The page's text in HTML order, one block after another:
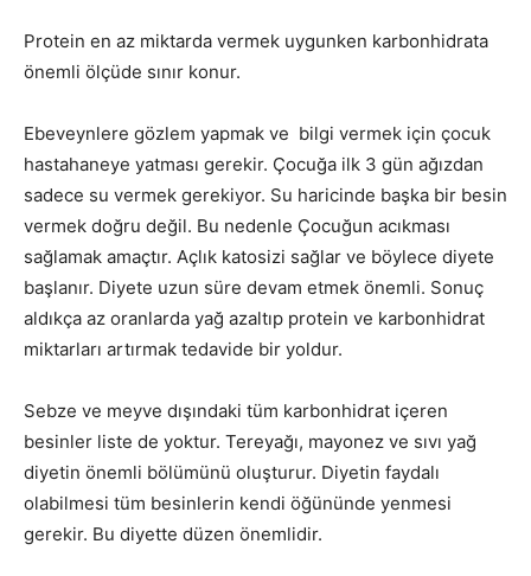
Protein en az miktarda vermek uygunken karbonhidrata
önemli ölçüde sınır konur.
Ebeveynlere gözlem yapmak ve bilgi vermek için çocuk
hastahaneye yatması gerekir. Çocuğa ilk 3 gün ağızdan
sadece su vermek gerekiyor. Su haricinde başka bir besin
vermek doğru değil. Bu nedenle Çocuğun acıkması
sağlamak amaçtır. Açlık katosizi sağlar ve böylece diyete
başlanır. Diyete uzun süre devam etmek önemli. Sonuç
aldıkça az oranlarda yağ azaltıp protein ve karbonhidrat
miktarları artırmak tedavide bir yoldur.
Sebze ve meyve dışındaki tüm karbonhidrat içeren
besinler liste de yoktur. Tereyağı, mayonez ve sıvı yağ
diyetin önemli bölümünü oluşturur. Diyetin faydalı
olabilmesi tüm besinlerin kendi öğününde yenmesi
gerekir. Bu diyette düzen önemlidir.